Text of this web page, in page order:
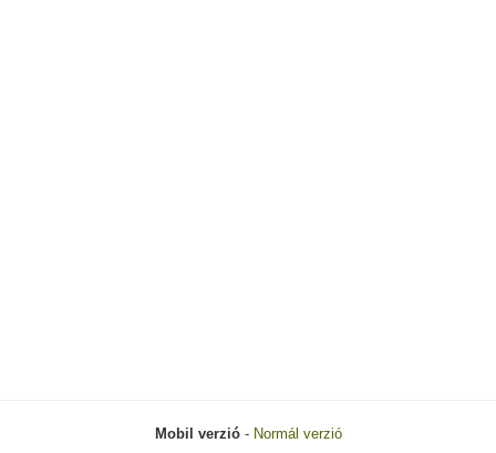
Mobil verzió- Normál verzió